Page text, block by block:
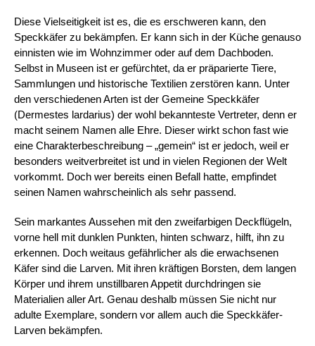
Diese Vielseitigkeit ist es, die es erschweren kann, den
Speckkäfer zu bekämpfen. Er kann sich in der Küche genauso
einnisten wie im Wohnzimmer oder auf dem Dachboden.
Selbst in Museen ist er gefürchtet, da er präparierte Tiere,
Sammlungen und historische Textilien zerstören kann. Unter
den verschiedenen Arten ist der Gemeine Speckkäfer
(Dermestes lardarius) der wohl bekannteste Vertreter, denn er
macht seinem Namen alle Ehre. Dieser wirkt schon fast wie
eine Charakterbeschreibung – „gemein“ ist er jedoch, weil er
besonders weitverbreitet ist und in vielen Regionen der Welt
vorkommt. Doch wer bereits einen Befall hatte, empfindet
seinen Namen wahrscheinlich als sehr passend.
Sein markantes Aussehen mit den zweifarbigen Deckflügeln,
vorne hell mit dunklen Punkten, hinten schwarz, hilft, ihn zu
erkennen. Doch weitaus gefährlicher als die erwachsenen
Käfer sind die Larven. Mit ihren kräftigen Borsten, dem langen
Körper und ihrem unstillbaren Appetit durchdringen sie
Materialien aller Art. Genau deshalb müssen Sie nicht nur
adulte Exemplare, sondern vor allem auch die Speckkäfer-
Larven bekämpfen.